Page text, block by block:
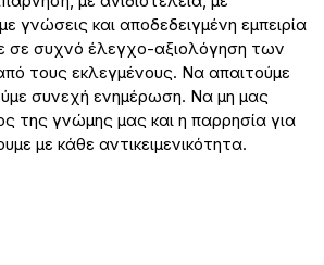
γνώσεις και αποδεδειγμένη εμπειρία
σε συχνό έλεγχο-αξιολόγηση των
τους εκλεγμένους. Να απαιτούμε
συνεχή ενημέρωση. Να μη μας
της γνώμης μας και η παρρησία για
με κάθε αντικειμενικότητα.